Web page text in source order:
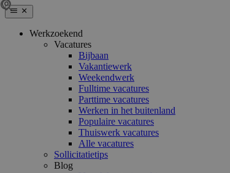
Werkzoekend
Vacatures
Bijbaan
Vakantiewerk
Weekendwerk
Fulltime vacatures
Parttime vacatures
Werken in het buitenland
Populaire vacatures
Thuiswerk vacatures
Alle vacatures
Sollicitatietips
Blog